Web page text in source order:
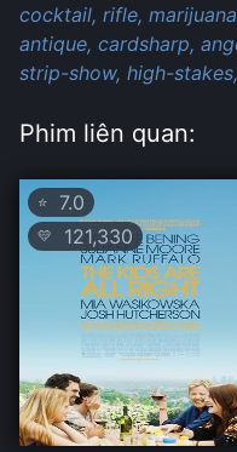
cocktail, rifle,
antique, cardsharp,
strip-show, high-stakes,
Phim liên quan:
⭐ 7.0
💛 121,330